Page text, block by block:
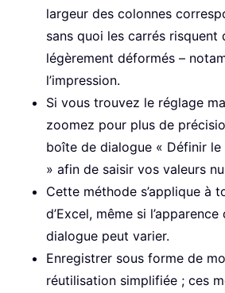
largeur des colonnes
sans quoi les carrés risquent
légèrement déformés –
l’impression.
Si vous trouvez le réglage
zoomez pour plus de
boîte de dialogue « Définir
» afin de saisir vos valeurs
Cette méthode s’applique à
d’Excel, même si
dialogue peut varier.
Enregistrer sous forme de
réutilisation simplifiée ; ces